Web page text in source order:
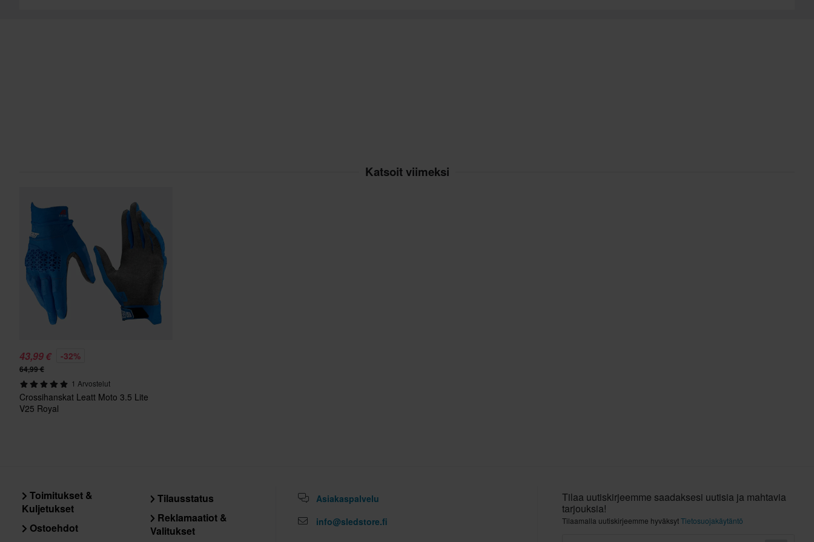
Katsoit viimeksi
43,99 € -32%
64,99 €
1 Arvostelut
Crossihanskat Leatt Moto 3.5 Lite
V25 Royal
Toimitukset &
Kuljetukset
Ostoehdot
Tilausstatus
Reklamaatiot &
Valitukset
Asiakaspalvelu
info@sledstore.fi
Tilaa uutiskirjeemme saadaksesi uutisia ja mahtavia
tarjouksia!
Tilaamalla uutiskirjeemme hyväksytTietosuojakäytäntö